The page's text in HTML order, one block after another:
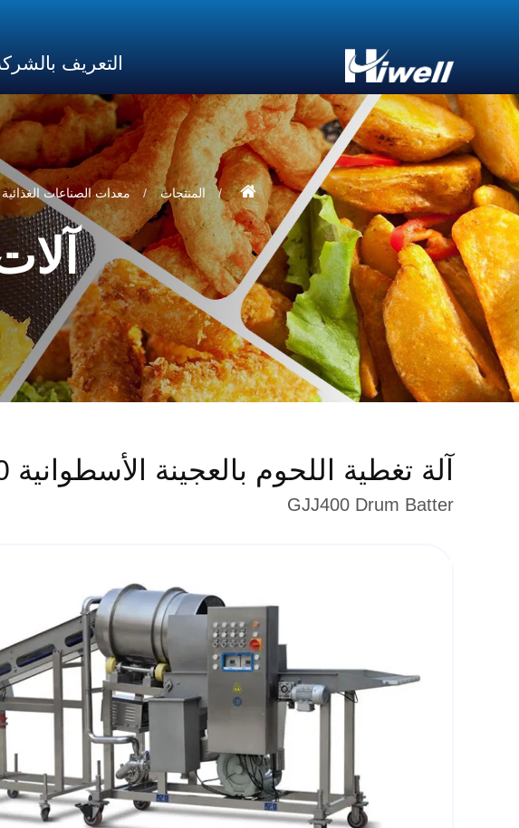
التعريف
المنتجات معدات الصناعات الغذائية
آلة تغطية اللحوم بالعجينة الأسطوانية GJJ400
GJJ400 Drum Batter